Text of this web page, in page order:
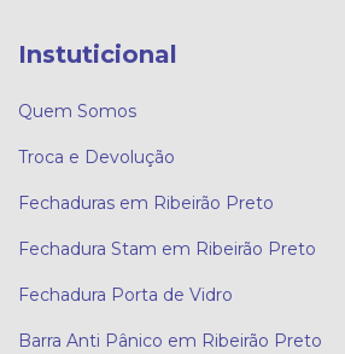
Instuticional
Quem Somos
Troca e Devolução
Fechaduras em Ribeirão Preto
Fechadura Stam em Ribeirão Preto
Fechadura Porta de Vidro
Barra Anti Pânico em Ribeirão Preto